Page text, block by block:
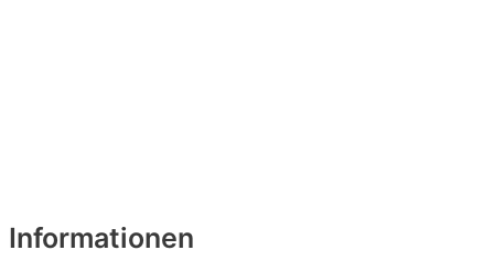
Informationen